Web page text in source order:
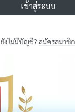
เข้าสู่ระบบ
ยังไม่มีบัญชี? สมัครสมาชิก